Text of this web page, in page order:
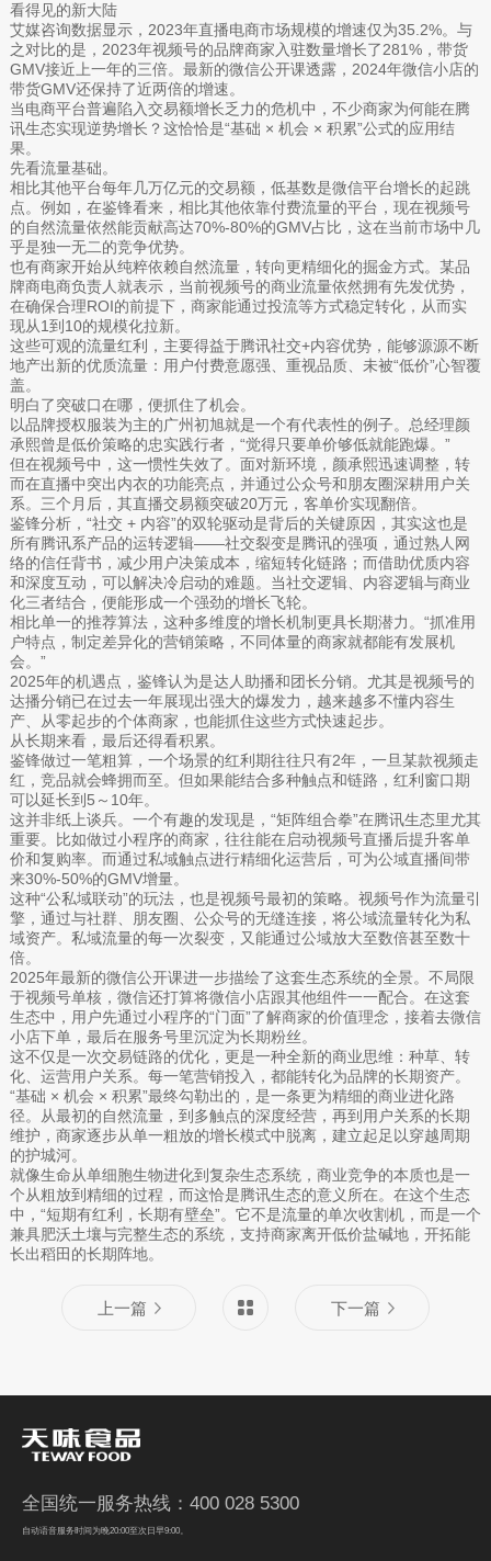
看得见的新大陆
艾媒咨询数据显示，2023年直播电商市场规模的增速仅为35.2%。与
之对比的是，2023年视频号的品牌商家入驻数量增长了281%，带货
GMV接近上一年的三倍。最新的微信公开课透露，2024年微信小店的
带货GMV还保持了近两倍的增速。
当电商平台普遍陷入交易额增长乏力的危机中，不少商家为何能在腾
讯生态实现逆势增长？这恰恰是“基础 × 机会 × 积累”公式的应用结
果。
先看流量基础。
相比其他平台每年几万亿元的交易额，低基数是微信平台增长的起跳
点。例如，在鉴锋看来，相比其他依靠付费流量的平台，现在视频号
的自然流量依然能贡献高达70%-80%的GMV占比，这在当前市场中几
乎是独一无二的竞争优势。
也有商家开始从纯粹依赖自然流量，转向更精细化的掘金方式。某品
牌商电商负责人就表示，当前视频号的商业流量依然拥有先发优势，
在确保合理ROI的前提下，商家能通过投流等方式稳定转化，从而实
现从1到10的规模化拉新。
这些可观的流量红利，主要得益于腾讯社交+内容优势，能够源源不断
地产出新的优质流量：用户付费意愿强、重视品质、未被“低价”心智覆
盖。
明白了突破口在哪，便抓住了机会。
以品牌授权服装为主的广州初旭就是一个有代表性的例子。总经理颜
承熙曾是低价策略的忠实践行者，“觉得只要单价够低就能跑爆。”
但在视频号中，这一惯性失效了。面对新环境，颜承熙迅速调整，转
而在直播中突出内衣的功能亮点，并通过公众号和朋友圈深耕用户关
系。三个月后，其直播交易额突破20万元，客单价实现翻倍。
鉴锋分析，“社交 + 内容”的双轮驱动是背后的关键原因，其实这也是
所有腾讯系产品的运转逻辑——社交裂变是腾讯的强项，通过熟人网
络的信任背书，减少用户决策成本，缩短转化链路；而借助优质内容
和深度互动，可以解决冷启动的难题。当社交逻辑、内容逻辑与商业
化三者结合，便能形成一个强劲的增长飞轮。
相比单一的推荐算法，这种多维度的增长机制更具长期潜力。“抓准用
户特点，制定差异化的营销策略，不同体量的商家就都能有发展机
会。”
2025年的机遇点，鉴锋认为是达人助播和团长分销。尤其是视频号的
达播分销已在过去一年展现出强大的爆发力，越来越多不懂内容生
产、从零起步的个体商家，也能抓住这些方式快速起步。
从长期来看，最后还得看积累。
鉴锋做过一笔粗算，一个场景的红利期往往只有2年，一旦某款视频走
红，竞品就会蜂拥而至。但如果能结合多种触点和链路，红利窗口期
可以延长到5～10年。
这并非纸上谈兵。一个有趣的发现是，“矩阵组合拳”在腾讯生态里尤其
重要。比如做过小程序的商家，往往能在启动视频号直播后提升客单
价和复购率。而通过私域触点进行精细化运营后，可为公域直播间带
来30%-50%的GMV增量。
这种“公私域联动”的玩法，也是视频号最初的策略。视频号作为流量引
擎，通过与社群、朋友圈、公众号的无缝连接，将公域流量转化为私
域资产。私域流量的每一次裂变，又能通过公域放大至数倍甚至数十
倍。
2025年最新的微信公开课进一步描绘了这套生态系统的全景。不局限
于视频号单核，微信还打算将微信小店跟其他组件一一配合。在这套
生态中，用户先通过小程序的“门面”了解商家的价值理念，接着去微信
小店下单，最后在服务号里沉淀为长期粉丝。
这不仅是一次交易链路的优化，更是一种全新的商业思维：种草、转
化、运营用户关系。每一笔营销投入，都能转化为品牌的长期资产。
“基础 × 机会 × 积累”最终勾勒出的，是一条更为精细的商业进化路
径。从最初的自然流量，到多触点的深度经营，再到用户关系的长期
维护，商家逐步从单一粗放的增长模式中脱离，建立起足以穿越周期
的护城河。
就像生命从单细胞生物进化到复杂生态系统，商业竞争的本质也是一
个从粗放到精细的过程，而这恰是腾讯生态的意义所在。在这个生态
中，“短期有红利，长期有壁垒”。它不是流量的单次收割机，而是一个
兼具肥沃土壤与完整生态的系统，支持商家离开低价盐碱地，开拓能
长出稻田的长期阵地。
上一篇 下一篇
全国统一服务热线：400 028 5300
自动语音服务时间为晚20:00至次日早9:00。